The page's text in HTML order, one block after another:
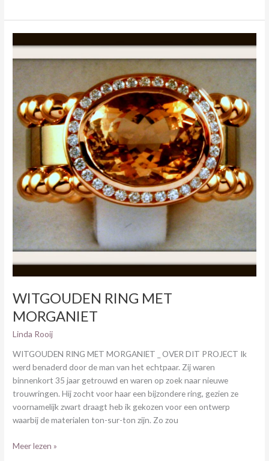
WITGOUDEN RING MET
MORGANIET
Linda Rooij
WITGOUDEN RING MET MORGANIET _ OVER DIT PROJECT Ik
werd benaderd door de man van het echtpaar. Zij waren
binnenkort 35 jaar getrouwd en waren op zoek naar nieuwe
trouwringen. Hij zocht voor haar een bijzondere ring, gezien ze
voornamelijk zwart draagt heb ik gekozen voor een ontwerp
waarbij de materialen ton-sur-ton zijn. Zo zou
MET
MORGANIET
Meer lezen »